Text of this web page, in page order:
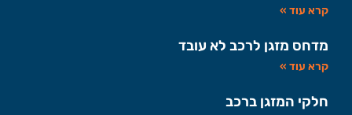
קרא עוד »
מדחס מזגן לרכב לא עובד
קרא עוד »
חלקי המזגן ברכב